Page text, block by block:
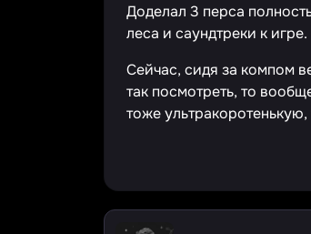
Доделал 3 перса
леса и саундтреки к игре.
Сейчас, сидя за компом
так посмотреть, то
тоже